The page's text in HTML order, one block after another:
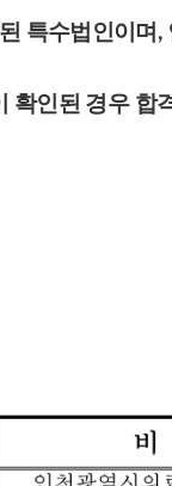
특수법인이며,
인된 경우 합